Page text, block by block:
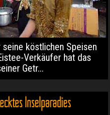
köstlichen Speisen
Verkäufer hat das
Getr...
Inselparadies